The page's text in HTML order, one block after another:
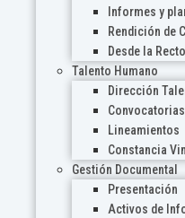
Informes y
Rendición de
Desde la
Talento Humano
Dirección
Lineamientos
Constancia
Gestión Documental
Presentación
Activos de